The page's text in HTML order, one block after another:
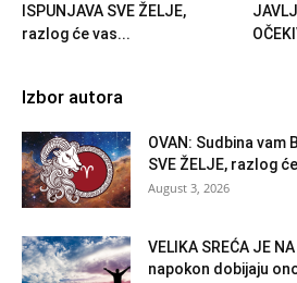
ISPUNJAVA SVE ŽELJE,
razlog će vas...
Izbor autora
OVAN: Sudbina vam
SVE ŽELJE, razlog
August 3, 2026
VELIKA SREĆA JE
napokon dobijaju